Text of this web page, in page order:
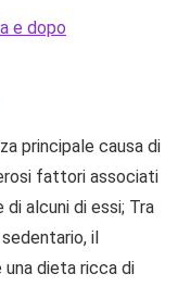
e dopo
principale causa di
fattori associati
alcuni di essi; Tra
il
dieta ricca di